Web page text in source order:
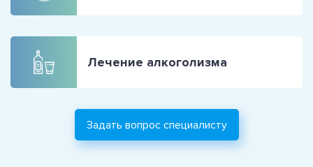
Лечение алкоголизма
Задать вопрос специалисту